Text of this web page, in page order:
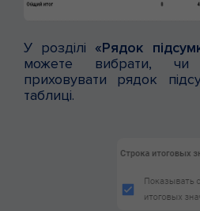
У розділі «Рядок
можете вибрати, чи
приховувати рядок
таблиці.